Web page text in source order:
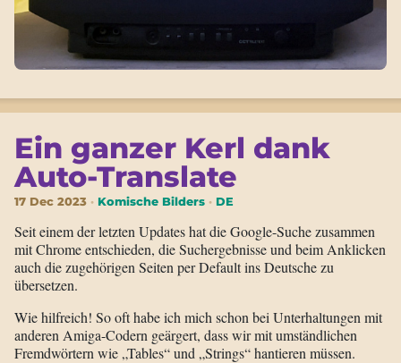
Ein ganzer Kerl dank
Auto-Translate
17 Dec 2023 Komische Bilders DE
Seit einem der letzten Updates hat die Google-Suche zusammen
mit Chrome entschieden, die Suchergebnisse und beim Anklicken
auch die zugehörigen Seiten per Default ins Deutsche zu
übersetzen.
Wie hilfreich! So oft habe ich mich schon bei Unterhaltungen mit
anderen Amiga-Codern geärgert, dass wir mit umständlichen
Fremdwörtern wie „Tables“ und „Strings“ hantieren müssen.